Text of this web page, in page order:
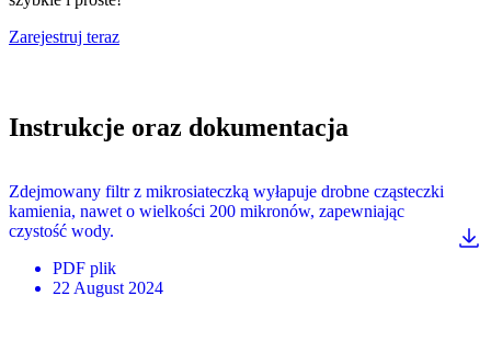
Zarejestruj teraz
Instrukcje oraz dokumentacja
Zdejmowany filtr z mikrosiateczką wyłapuje drobne cząsteczki
kamienia, nawet o wielkości 200 mikronów, zapewniając
czystość wody.
PDF plik
22 August 2024